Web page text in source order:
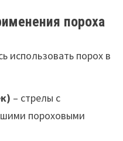
пороха
использовать порох в
– стрелы с
пороховыми